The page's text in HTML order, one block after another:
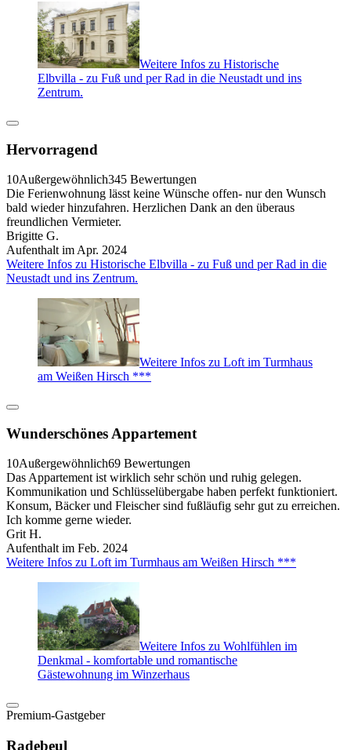
Weitere Infos zu Historische
Elbvilla - zu Fuß und per Rad in die Neustadt und ins
Zentrum.
Hervorragend
10Außergewöhnlich345 Bewertungen
Die Ferienwohnung lässt keine Wünsche offen- nur den Wunsch
bald wieder hinzufahren. Herzlichen Dank an den überaus
freundlichen Vermieter.
Brigitte G.
Aufenthalt im Apr. 2024
Weitere Infos zu Historische Elbvilla - zu Fuß und per Rad in die
Neustadt und ins Zentrum.
Weitere Infos zu Loft im Turmhaus
am Weißen Hirsch ***
Wunderschönes Appartement
10Außergewöhnlich69 Bewertungen
Das Appartement ist wirklich sehr schön und ruhig gelegen.
Kommunikation und Schlüsselübergabe haben perfekt funktioniert.
Konsum, Bäcker und Fleischer sind fußläufig sehr gut zu erreichen.
Ich komme gerne wieder.
Grit H.
Aufenthalt im Feb. 2024
Weitere Infos zu Loft im Turmhaus am Weißen Hirsch ***
Weitere Infos zu Wohlfühlen im
Denkmal - komfortable und romantische
Gästewohnung im Winzerhaus
Premium-Gastgeber
Radebeul